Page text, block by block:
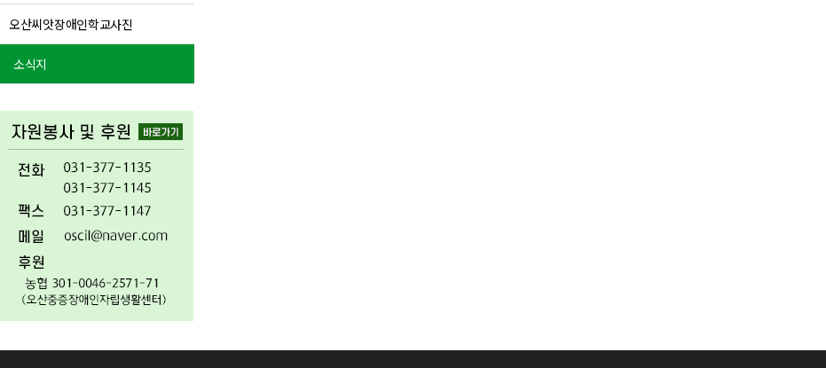
오산씨앗장애인학교사진
소식지